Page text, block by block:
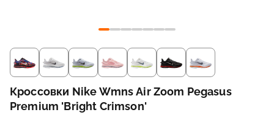
Кроссовки Nike Wmns Air Zoom Pegasus
Premium 'Bright Crimson'